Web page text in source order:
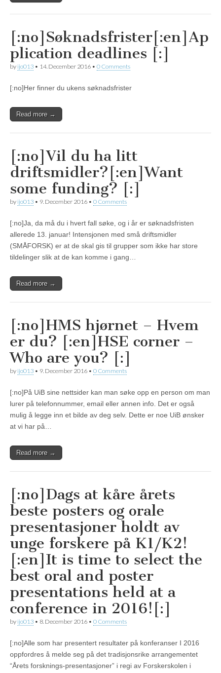
[:no]Søknadsfrister[:en]Ap
plication deadlines [:]
by ijo013 • 14. December 2016 • 0 Comments
[:no]Her finner du ukens søknadsfrister
Read more →
[:no]Vil du ha litt
driftsmidler?[:en]Want
some funding? [:]
by ijo013 • 9. December 2016 • 0 Comments
[:no]Ja, da må du i hvert fall søke, og i år er søknadsfristen
allerede 13. januar! Intensjonen med små driftsmidler
(SMÅFORSK) er at de skal gis til grupper som ikke har store
tildelinger slik at de kan komme i gang…
Read more →
[:no]HMS hjørnet – Hvem
er du? [:en]HSE corner –
Who are you? [:]
by ijo013 • 9. December 2016 • 0 Comments
[:no]På UiB sine nettsider kan man søke opp en person om man
lurer på telefonnummer, email eller annen info. Det er også
mulig å legge inn et bilde av deg selv. Dette er noe UiB ønsker
at vi har på…
Read more →
[:no]Dags at kåre årets
beste posters og orale
presentasjoner holdt av
unge forskere på K1/K2!
[:en]It is time to select the
best oral and poster
presentations held at a
conference in 2016![:]
by ijo013 • 8. December 2016 • 0 Comments
[:no]Alle som har presentert resultater på konferanser I 2016
oppfordres å melde seg på det tradisjonsrike arrangementet
“Årets forsknings-presentasjoner” i regi av Forskerskolen i